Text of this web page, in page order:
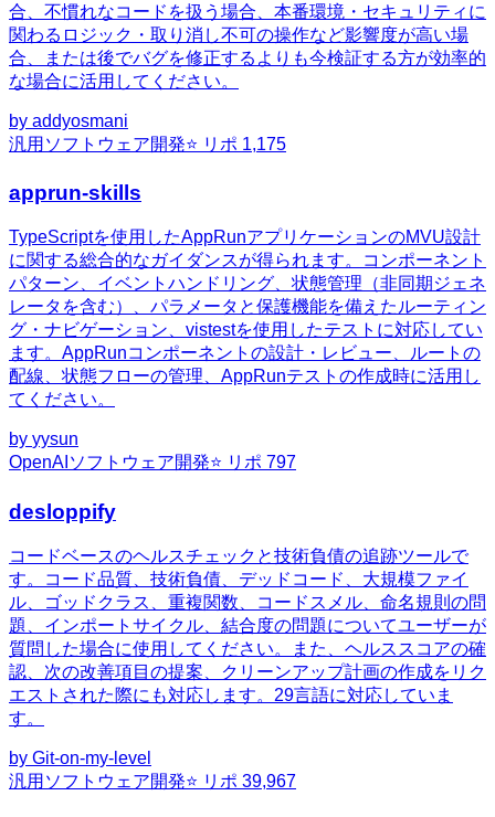
合、不慣れなコードを扱う場合、本番環境・セキュリティに
関わるロジック・取り消し不可の操作など影響度が高い場
合、または後でバグを修正するよりも今検証する方が効率的
な場合に活用してください。
by addyosmani
汎用 ソフトウェア開発⭐ リポ 1,175
apprun-skills
TypeScriptを使用したAppRunアプリケーションのMVU設計
に関する総合的なガイダンスが得られます。コンポーネント
パターン、イベントハンドリング、状態管理（非同期ジェネ
レータを含む）、パラメータと保護機能を備えたルーティン
グ・ナビゲーション、vistestを使用したテストに対応してい
ます。AppRunコンポーネントの設計・レビュー、ルートの
配線、状態フローの管理、AppRunテストの作成時に活用し
てください。
by yysun
OpenAI ソフトウェア開発⭐ リポ 797
desloppify
コードベースのヘルスチェックと技術負債の追跡ツールで
す。コード品質、技術負債、デッドコード、大規模ファイ
ル、ゴッドクラス、重複関数、コードスメル、命名規則の問
題、インポートサイクル、結合度の問題についてユーザーが
質問した場合に使用してください。また、ヘルススコアの確
認、次の改善項目の提案、クリーンアップ計画の作成をリク
エストされた際にも対応します。29言語に対応していま
す。
by Git-on-my-level
汎用 ソフトウェア開発⭐ リポ 39,967